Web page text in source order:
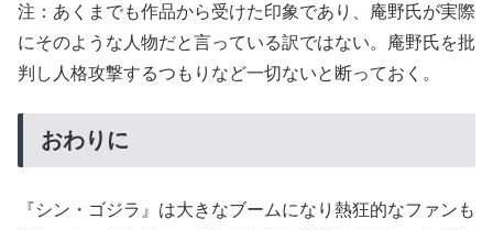
注：あくまでも作品から受けた印象であり、庵野氏が実際
にそのような人物だと言っている訳ではない。庵野氏を批
判し人格攻撃するつもりなど一切ないと断っておく。
おわりに
『シン・ゴジラ』は大きなブームになり熱狂的なファンも